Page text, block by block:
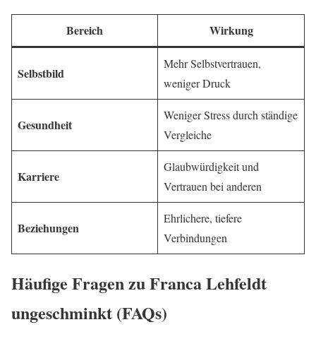
Bereich Wirkung
Selbstbild
Mehr Selbstvertrauen,
weniger Druck
Gesundheit
Weniger Stress durch ständige
Vergleiche
Karriere
Glaubwürdigkeit und
Vertrauen bei anderen
Beziehungen
Ehrlichere, tiefere
Verbindungen
Häufige Fragen zu Franca Lehfeldt
ungeschminkt (FAQs)